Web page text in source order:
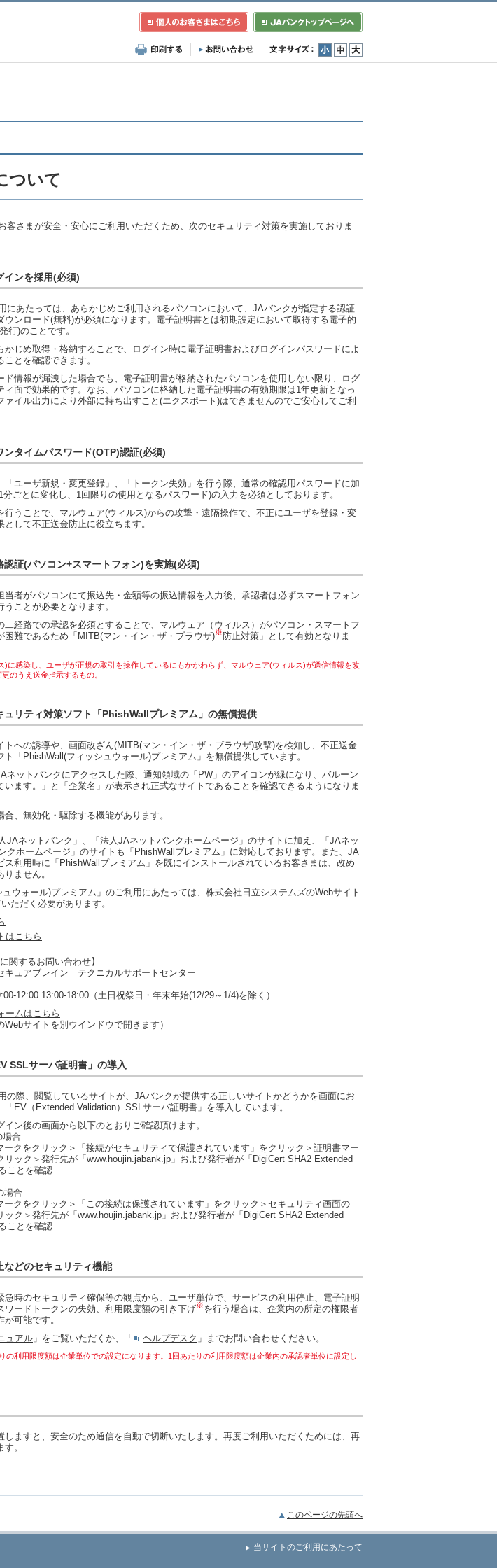
小 中 大
ついて
客さまが安全・安心にご利用いただくため、次のセキュリティ対策を実施しておりま
インを採用(必須)
にあたっては、あらかじめご利用されるパソコンにおいて、JAバンクが指定する認証
ウンロード(無料)が必須になります。電子証明書とは初期設定において取得する電子的
行)のことです。
かじめ取得・格納することで、ログイン時に電子証明書およびログインパスワードによ
とを確認できます。
ド情報が漏洩した場合でも、電子証明書が格納されたパソコンを使用しない限り、ログ
ィ面で効果的です。なお、パソコンに格納した電子証明書の有効期限は1年更新となっ
イル出力により外部に持ち出すこと(エクスポート)はできませんのでご安心してご利
タイムパスワード(OTP)認証(必須)
「ユーザ新規・変更登録」、「トークン失効」を行う際、通常の確認用パスワードに加
ごとに変化し、1回限りの使用となるパスワード)の入力を必須としております。
行うことで、マルウェア(ウィルス)からの攻撃・遠隔操作で、不正にユーザを登録・変
して不正送金防止に役立ちます。
証(パソコン+スマートフォン)を実施(必須)
当者がパソコンにて振込先・金額等の振込情報を入力後、承認者は必ずスマートフォン
ことが必要となります。
二経路での承認を必須とすることで、マルウェア（ウィルス）がパソコン・スマートフ
困難であるため「MITB(マン・イン・ザ・ブラウザ)※防止対策」として有効となりま
に感染し、ユーザが正規の取引を操作しているにもかかわらず、マルウェア(ウィルス)が送信情報を改
のうえ送金指示するもの。
ュリティ対策ソフト「PhishWallプレミアム」の無償提供
トへの誘導や、画面改ざん(MITB(マン・イン・ザ・ブラウザ)攻撃)を検知し、不正送金
「PhishWall(フィッシュウォール)プレミアム」を無償提供しています。
ネットバンクにアクセスした際、通知領域の「PW」のアイコンが緑になり、バルーン
います。」と「企業名」が表示され正式なサイトであることを確認できるようになりま
、無効化・駆除する機能があります。
JAネットバンク」、「法人JAネットバンクホームページ」のサイトに加え、「JAネッ
クホームページ」のサイトも「PhishWallプレミアム」に対応しております。また、JA
ス利用時に「PhishWallプレミアム」を既にインストールされているお客さまは、改め
ません。
ウォール)プレミアム」のご利用にあたっては、株式会社日立システムズのWebサイト
ただく必要があります。
はこちら
関するお問い合わせ】
ュアブレイン テクニカルサポートセンター
12:00 13:00-18:00（土日祝祭日・年末年始(12/29～1/4)を除く）
ームはこちら
Webサイトを別ウインドウで開きます）
SSLサーバ証明書」の導入
の際、閲覧しているサイトが、JAバンクが提供する正しいサイトかどうかを画面にお
EV（Extended Validation）SSLサーバ証明書」を導入しています。
ン後の画面から以下のとおりご確認頂けます。
場合
ークをクリック＞「接続がセキュリティで保護されています」をクリック＞証明書マー
リック＞発行先が「www.houjin.jabank.jp」および発行者が「DigiCert SHA2 Extended
ことを確認
場合
ークをクリック＞「この接続は保護されています」をクリック＞セキュリティ画面の
ック＞発行先が「www.houjin.jabank.jp」および発行者が「DigiCert SHA2 Extended
ことを確認
などのセキュリティ機能
急時のセキュリティ確保等の観点から、ユーザ単位で、サービスの利用停止、電子証明
ワードトークンの失効、利用限度額の引き下げ※を行う場合は、企業内の所定の権限者
可能です。
ュアル 」をご覧いただくか、「 ヘルプデスク 」までお問い合わせください。
の利用限度額は企業単位での設定になります。1回あたりの利用限度額は企業内の承認者単位に設定し
しますと、安全のため通信を自動で切断いたします。再度ご利用いただくためには、再
。
このページの先頭へ
当サイトのご利用にあたって